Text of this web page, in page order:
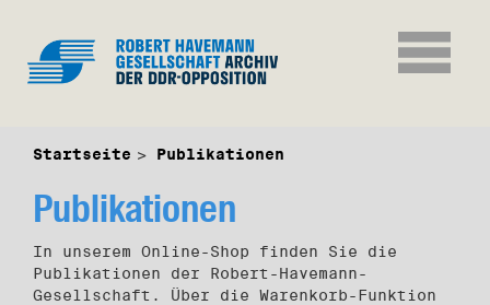
Startseite Publikationen
Publikationen
In unserem Online-Shop finden Sie die
Publikationen der Robert-Havemann-
Gesellschaft. Über die Warenkorb-Funktion